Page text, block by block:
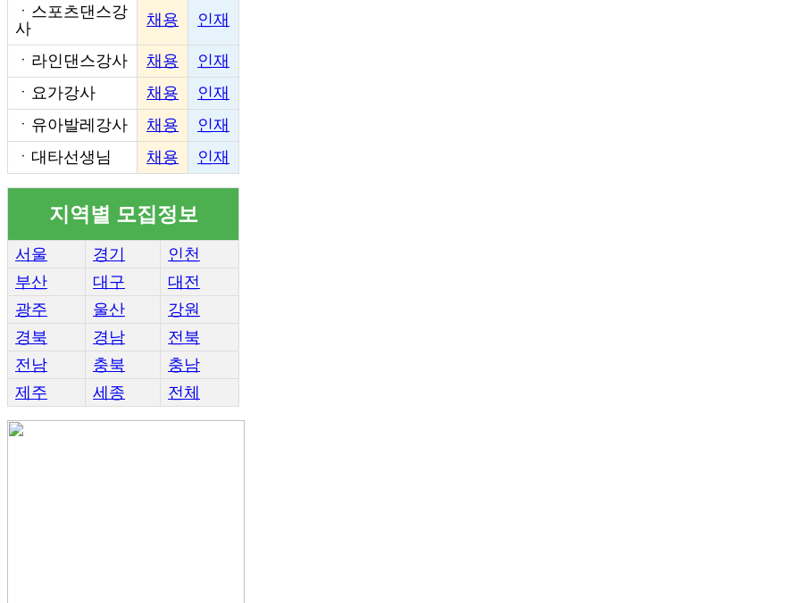
ㆍ 스포츠댄스강
사
채용 인재
ㆍ 라인댄스강사 채용
인재
ㆍ 요가강사 채용
인재
ㆍ 유아발레강사 채용
인재
ㆍ 대타선생님 채용 인재
지역별 모집정보
서울 경기
인천
부산
대구
대전
광주
울산
강원
경북
경남
전북
전남
충북
충남
제주
세종 전체